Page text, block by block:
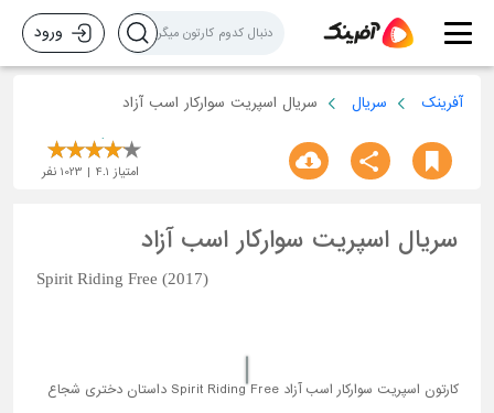
ورود
آفرینک سریال سریال اسپریت سوارکار اسب آزاد
امتیاز 4.1
1023 نفر
سریال اسپریت سوارکار اسب آزاد
Spirit Riding Free (2017)
کارتون اسپریت سوارکار اسب آزاد Spirit Riding Free داستان دختری شجاع